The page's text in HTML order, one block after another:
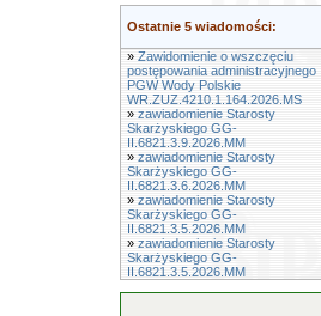
Ostatnie 5 wiadomości:
» Zawidomienie o wszczęciu
postępowania administracyjnego
PGW Wody Polskie
WR.ZUZ.4210.1.164.2026.MS
» zawiadomienie Starosty
Skarżyskiego GG-
II.6821.3.9.2026.MM
» zawiadomienie Starosty
Skarżyskiego GG-
II.6821.3.6.2026.MM
» zawiadomienie Starosty
Skarżyskiego GG-
II.6821.3.5.2026.MM
» zawiadomienie Starosty
Skarżyskiego GG-
II.6821.3.5.2026.MM